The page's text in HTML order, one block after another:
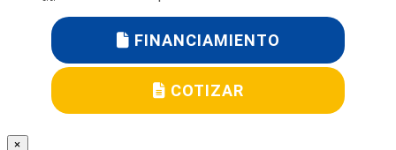
FINANCIAMIENTO
COTIZAR
×